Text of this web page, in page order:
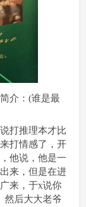
介：(谁是最
打推理本才比
打情感了，开
他说，他是一
来，但是在进
来，于x说你
然后大大老爷